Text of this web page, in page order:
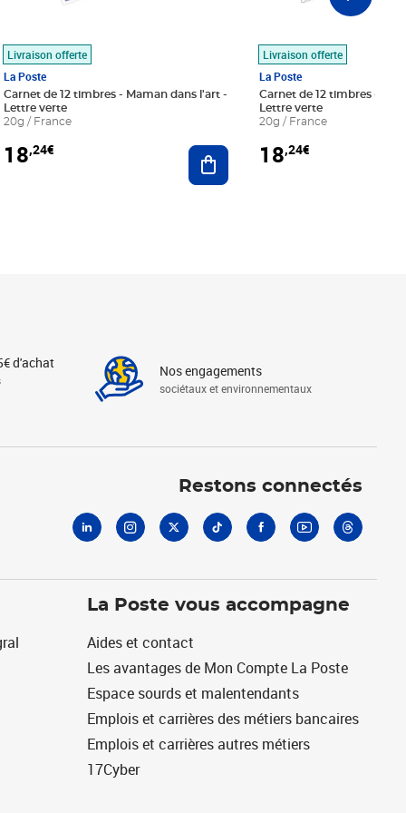
au panier
Livraison offerte
La Poste
Carnet de 12 timbres - Maman dans l'art -
Lettre verte
20g / France
18,24€ Ajouter au panier
Livraison offerte
La Poste
Carnet de 12 timbres - Le
Lettre verte
20g / France
18,24€
d'achat Nos engagements
sociétaux et environnementaux
Restons connectés
La Poste vous accompagne
Aides et contact
Les avantages de Mon Compte La Poste
Espace sourds et malentendants
Emplois et carrières des métiers bancaires
Emplois et carrières autres métiers
17Cyber